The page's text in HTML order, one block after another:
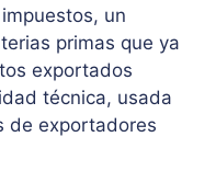
un
primas que ya
exportados
técnica, usada
de exportadores